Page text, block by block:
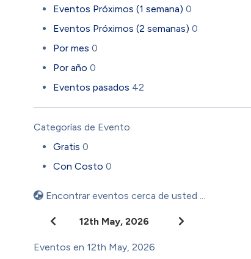
Eventos Próximos (1 semana)0
Eventos Próximos (2 semanas)0
Por mes0
Por año0
Eventos pasados 42
Categorías de Evento
Gratis0
Con Costo0
Encontrar eventos cerca de usted ...
12th May, 2026
Eventos en 12th May, 2026